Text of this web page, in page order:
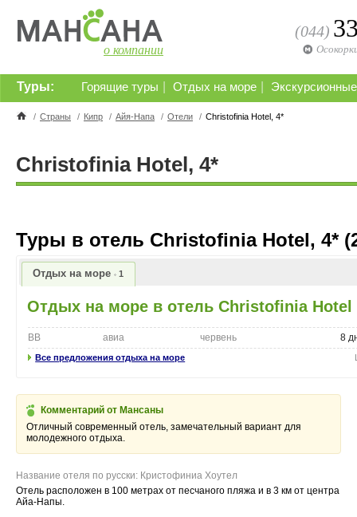
о компании
(044)
Горящие туры Отдых на море
Туры:
/ Страны / Кипр / Айя-Напа / Отели / Christofinia Hotel, 4*
Christofinia Hotel, 4*
Туры в отель Christofinia Hotel, 4*
Отдых на море 1
Отдых на море в отель Christofinia Hotel
BB авиа червень 8
Все предложения отдыха на море
Комментарий от Мансаны
Отличный современный отель, замечательный вариант для
молодежного отдыха.
Название отеля по русски: Кристофиниа Хоутел
Отель расположен в 100 метрах от песчаного пляжа и в 3 км от центра
Айа-Напы.